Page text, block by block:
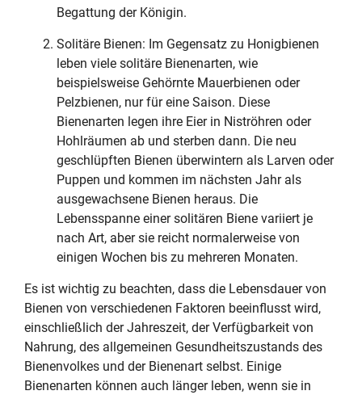
Begattung der Königin.
Solitäre Bienen: Im Gegensatz zu Honigbienen
leben viele solitäre Bienenarten, wie
beispielsweise Gehörnte Mauerbienen oder
Pelzbienen, nur für eine Saison. Diese
Bienenarten legen ihre Eier in Niströhren oder
Hohlräumen ab und sterben dann. Die neu
geschlüpften Bienen überwintern als Larven oder
Puppen und kommen im nächsten Jahr als
ausgewachsene Bienen heraus. Die
Lebensspanne einer solitären Biene variiert je
nach Art, aber sie reicht normalerweise von
einigen Wochen bis zu mehreren Monaten.
Es ist wichtig zu beachten, dass die Lebensdauer von
Bienen von verschiedenen Faktoren beeinflusst wird,
einschließlich der Jahreszeit, der Verfügbarkeit von
Nahrung, des allgemeinen Gesundheitszustands des
Bienenvolkes und der Bienenart selbst. Einige
Bienenarten können auch länger leben, wenn sie in